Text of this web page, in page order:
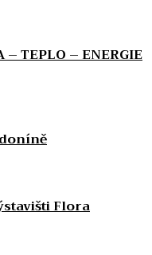
TEPLO – ENERGIE
Flora